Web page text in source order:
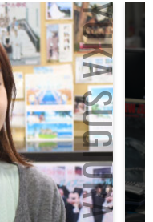
YUKA SUGIURA